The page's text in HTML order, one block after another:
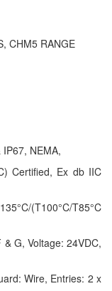
CHM5 RANGE
NEMA,
Certified, Ex db IIC
(T100°C/T85°C
G, Voltage: 24VDC,
Wire, Entries: 2 x